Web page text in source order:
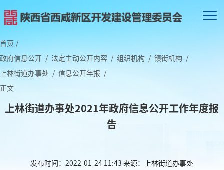
首页 /
政府信息公开 / 法定主动公开内容 / 组织机构 / 镇街机构 /
上林街道办事处 / 信息公开年报 /
正文
上林街道办事处2021年政府信息公开工作年度报
告
发布时间：2022-01-24 11:43 来源：上林街道办事处